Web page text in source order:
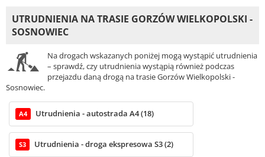
UTRUDNIENIA NA TRASIE GORZÓW WIELKOPOLSKI -
SOSNOWIEC
Na drogach wskazanych poniżej mogą wystąpić utrudnienia
– sprawdź, czy utrudnienia wystąpią również podczas
przejazdu daną drogą na trasie Gorzów Wielkopolski -
Sosnowiec.
A4 Utrudnienia - autostrada A4 (18)
S3 Utrudnienia - droga ekspresowa S3 (2)